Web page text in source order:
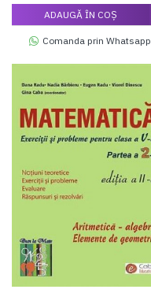
ADAUGĂ ÎN COŞ
Comanda prin Whatsapp